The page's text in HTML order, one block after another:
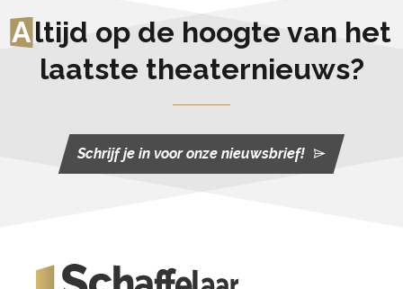
Altijd op de hoogte van het
laatste theaternieuws?
Schrijf je in voor onze nieuwsbrief!